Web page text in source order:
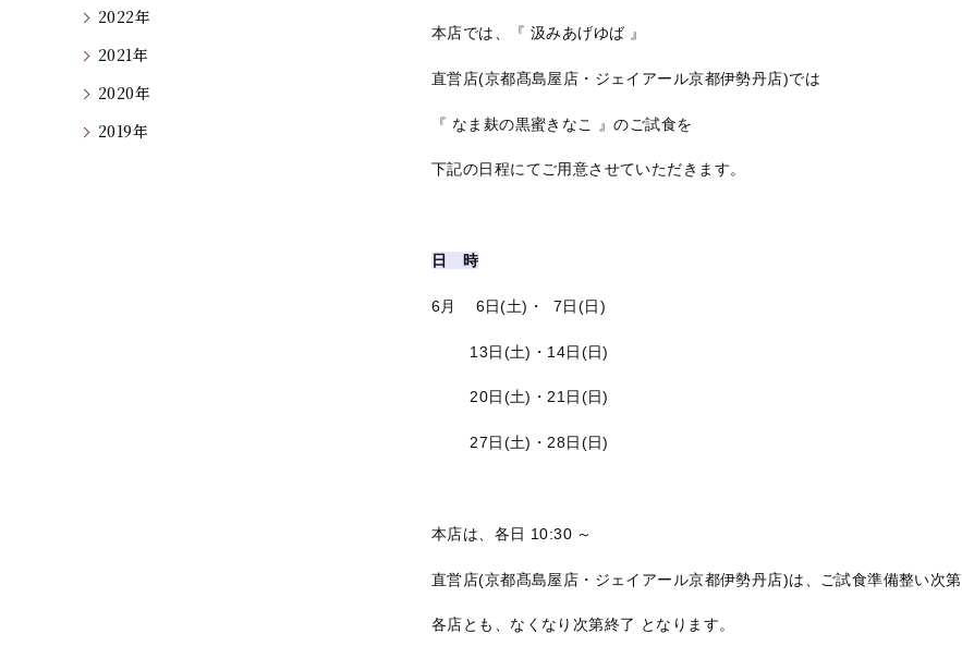
本店では、『 汲みあげゆば 』
直営店(京都髙島屋店・ジェイアール京都伊勢丹店)では
『 なま麸の黒蜜きなこ 』のご試食を
下記の日程にてご用意させていただきます。
日 時
6月 6日(土)・ 7日(日)
13日(土)・14日(日)
20日(土)・21日(日)
27日(土)・28日(日)
本店は、各日 10:30 ～
直営店(京都髙島屋店・ジェイアール京都伊勢丹店)は、ご試食準備整い次第
各店とも、なくなり次第終了 となります。
2022年
2021年
2020年
2019年